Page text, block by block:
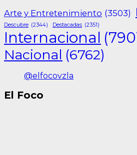
Arte y Entretenimiento (3503)
Descubre (2344) Destacadas (2351)
Internacional
Nacional (6762)
@elfocovzla
El Foco